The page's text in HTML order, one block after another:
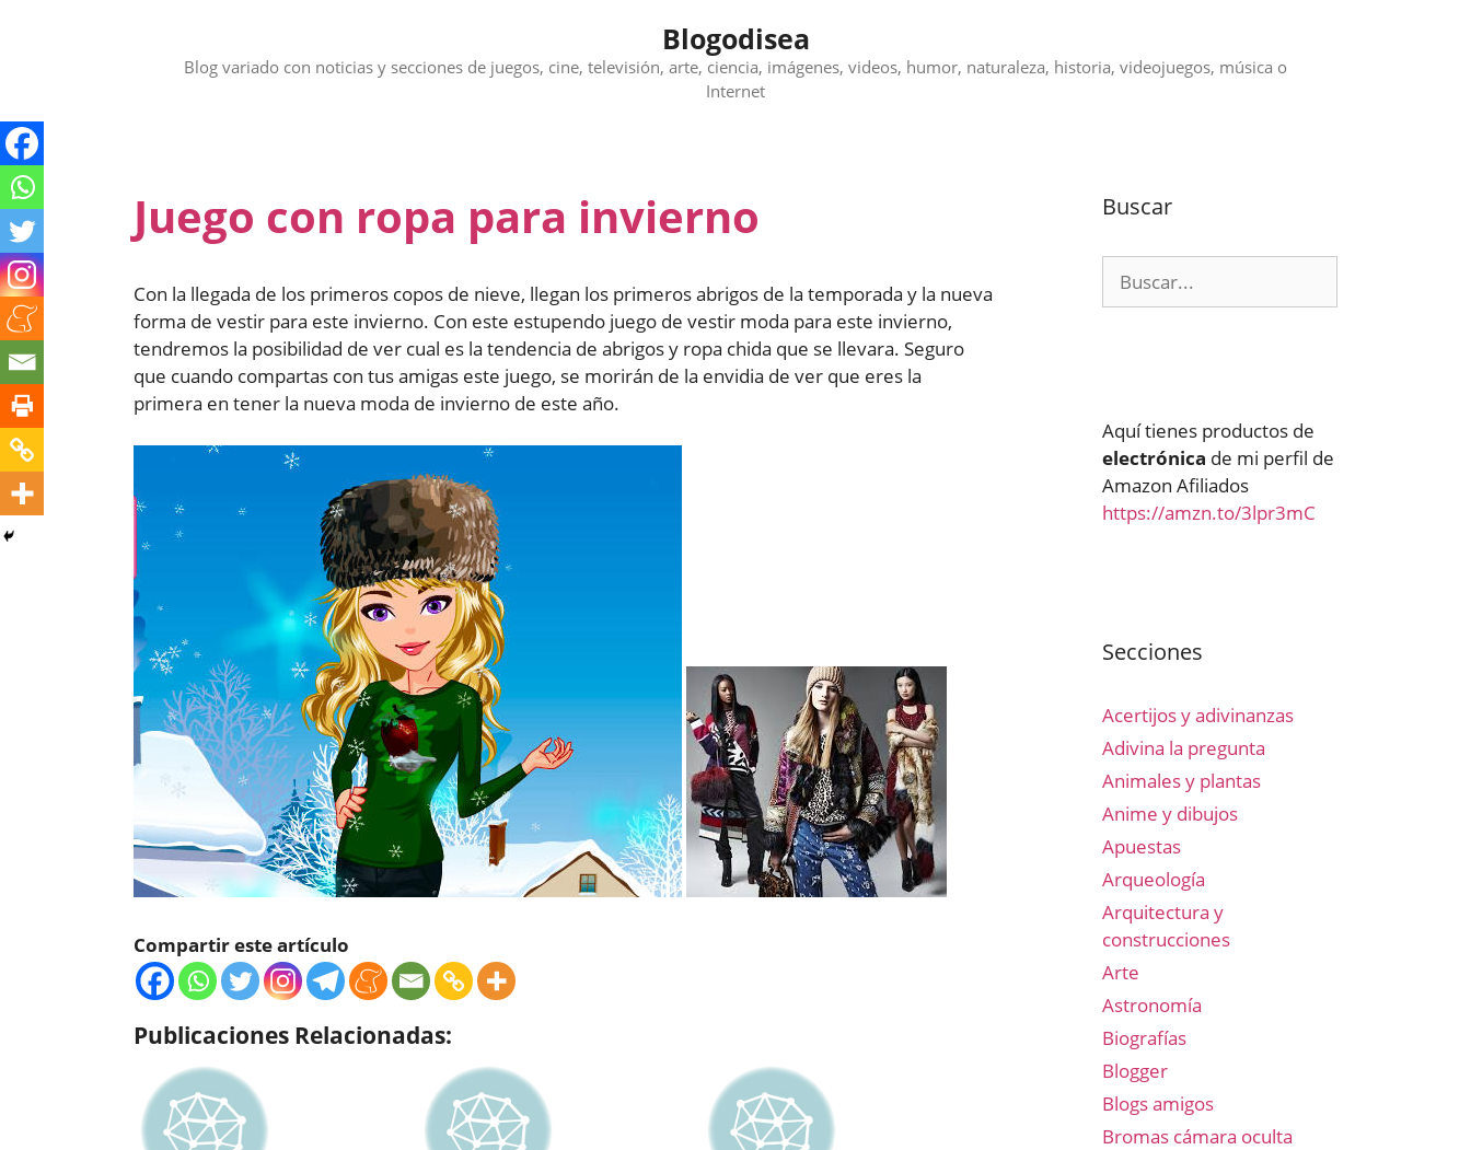
Blogodisea
Blog variado con noticias y secciones de juegos, cine, televisión, arte, ciencia, imágenes, videos, humor, naturaleza, historia, videojuegos, música o
Internet
Juego con ropa para invierno
Con la llegada de los primeros copos de nieve, llegan los primeros abrigos de la temporada y la nueva
forma de vestir para este invierno. Con este estupendo juego de vestir moda para este invierno,
tendremos la posibilidad de ver cual es la tendencia de abrigos y ropa chida que se llevara. Seguro
que cuando compartas con tus amigas este juego, se morirán de la envidia de ver que eres la
primera en tener la nueva moda de invierno de este año.
Compartir este artículo
Publicaciones Relacionadas:
Buscar
Aquí tienes productos de
electrónica de mi perfil de
Amazon Afiliados
https://amzn.to/3lpr3mC
Secciones
Acertijos y adivinanzas
Adivina la pregunta
Animales y plantas
Anime y dibujos
Apuestas
Arqueología
Arquitectura y
construcciones
Arte
Astronomía
Biografías
Blogger
Blogs amigos
Bromas cámara oculta